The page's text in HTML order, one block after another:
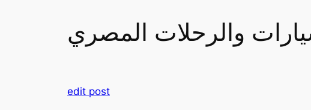
والرحلات المصري
edit post